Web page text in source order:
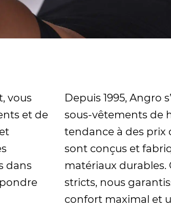
vous
et de
dans
Depuis 1995, Angro
sous-vêtements de
tendance à des prix
sont conçus et
matériaux durables.
stricts, nous
confort maximal et